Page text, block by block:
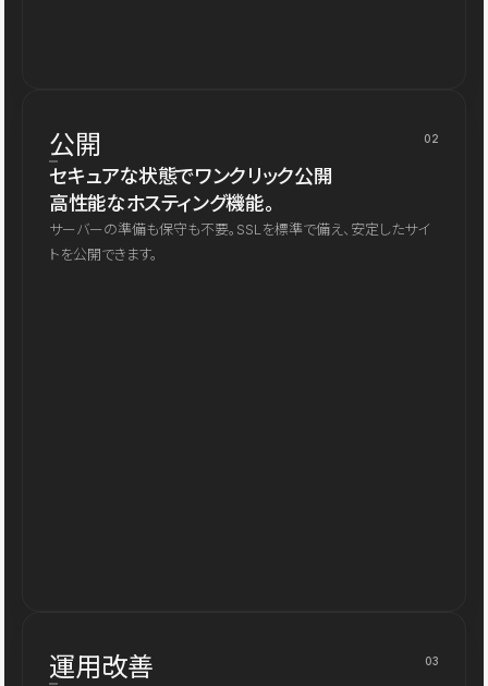
公開 02
セキュアな状態でワンクリック公開
高性能なホスティング機能。
サーバーの準備も保守も不要。SSLを標準で備え、安定したサイ
トを公開できます。
運用改善 03